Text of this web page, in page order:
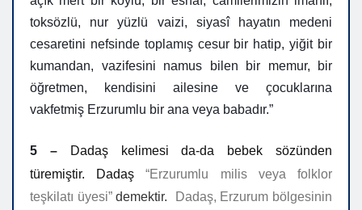
toksözlü, nur yüzlü vaizi, siyasî hayatın medeni
cesaretini nefsinde toplamış cesur bir hatip, yiğit bir
kumandan, vazifesini namus bilen bir memur, bir
öğretmen, kendisini ailesine ve çocuklarına
vakfetmiş Erzurumlu bir ana veya babadır.”
5 –
Dadaş kelimesi da-da bebek sözünden
türemiştir.
Dadaş“Erzurumlu milis veya folklor
teşkilatı üyesi”demektir.
Dadaş, Erzurum bölgesinin